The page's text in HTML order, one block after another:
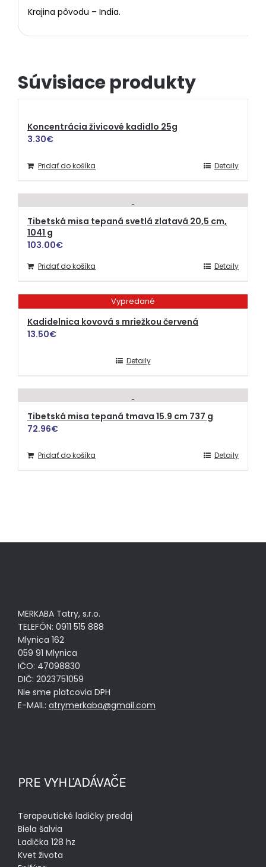
Krajina pôvodu – India.
Súvisiace produkty
Koncentrácia živicové kadidlo 25g
3.30€
Pridať do košíka Detaily
Tibetská misa tepaná svetlá zlatavá 20,5 cm,
1041 g
103.00€
Pridať do košíka Detaily
Vypredané
Kadidelnica kovová s mriežkou červená
13.50€
Detaily
Tibetská misa tepaná tmava 15.9 cm 737 g
72.96€
Pridať do košíka Detaily
MERKABA Tatry, s.r.o.
TELEFÓN: 0911 515 888
Mlynica 162
059 91 Mlynica
IČO: 47098830
DIČ: 2023751059
Nie sme platcovia DPH
E-MAIL: atrymerkaba@gmail.com
PRE VYHĽADÁVAČE
Terapeutické ladičky predaj
Biela šalvia
Ladička 128 hz
Kvet života